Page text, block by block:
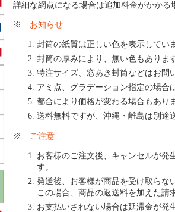
詳細な網点になる場合は追加料金がかかる
※ お知らせ
封筒の紙質は正しい色を表示してい
封筒の厚みにより、無い色もありま
特注サイズ、窓あき封筒などはお問
アミ点、グラデーション指定の場合
都合により価格が変わる場合もあり
送料無料ですが、沖縄・離島は別途
※ ご注意
お客様のご注文後、キャンセルが発
す。
発送後、お客様が商品を受け取らな
この場合、商品の返送料を加えた請
お支払いされない場合は延滞金が発